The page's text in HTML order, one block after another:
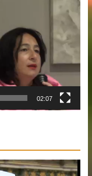
02:07